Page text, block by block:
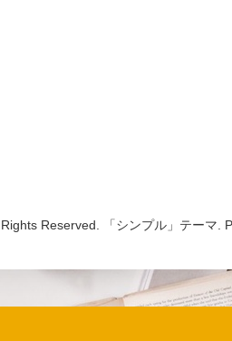
Reserved. 「シンプル」テーマ.